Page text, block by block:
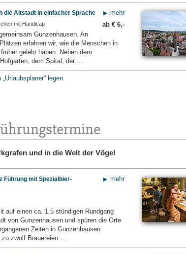
mehr
ab € 6,-
die Altstadt in einfacher Sprache
mit Handicap
Gunzenhausen. An
erfahren wir, wie die Menschen in
gelebt haben. Neben dem
dem Spital, der ...
legen.
und in die Welt der Vögel
mehr
Führung mit Spezialbier-
auf einen ca. 1,5 stündigen Rundgang
von Gunzenhausen und spüren die Orte
Zeiten in Gunzenhausen
zwölf Brauereien ...